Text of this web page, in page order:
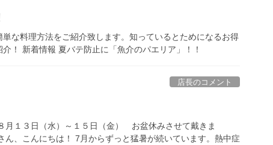
な料理方法をご紹介致します。知っているとためになるお得
！ 新着情報 夏バテ防止に「魚介のパエリア」！！
店長のコメント
１３日（水）～１５日（金） お盆休みさせて戴きま
らずっと猛暑が続いています。熱中症